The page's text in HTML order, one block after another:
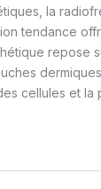
la
tendance
repose
cellules et la